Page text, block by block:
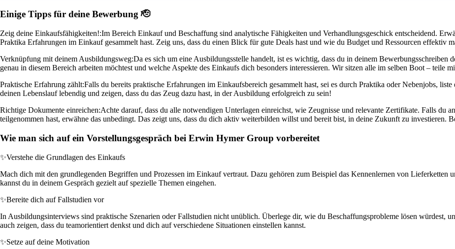
Einige Tipps für deine Bewerbung 🫡
Zeig deine Einkaufsfähigkeiten!:Im Bereich Einkauf und Beschaffung sind analytische Fähigkeiten und Verhandlungsgeschick entscheidend.
Praktika Erfahrungen im Einkauf gesammelt hast. Zeig uns, dass du einen Blick für gute Deals hast und wie du Budget und Ressourcen effektiv
Verknüpfung mit deinem Ausbildungsweg:Da es sich um eine Ausbildungsstelle handelt, ist es wichtig, dass du in deinem
genau in diesem Bereich arbeiten möchtest und welche Aspekte des Einkaufs dich besonders interessieren. Wir sitzen alle im selben Boot – teile
Praktische Erfahrung zählt:Falls du bereits praktische Erfahrungen im Einkaufsbereich gesammelt hast, sei es durch Praktika oder Nebenjobs,
deinen Lebenslauf lebendig und zeigen, dass du das Zeug dazu hast, in der Ausbildung erfolgreich zu sein!
Richtige Dokumente einreichen:Achte darauf, dass du alle notwendigen Unterlagen einreichst, wie Zeugnisse und relevante Zertifikate. Falls du
teilgenommen hast, erwähne das unbedingt. Das zeigt uns, dass du dich aktiv weiterbilden willst und bereit bist, in deine Zukunft zu investieren.
Wie man sich auf ein Vorstellungsgespräch bei Erwin Hymer Group vorbereitet
✨Verstehe die Grundlagen des Einkaufs
Mach dich mit den grundlegenden Begriffen und Prozessen im Einkauf vertraut. Dazu gehören zum Beispiel das Kennenlernen von Lieferketten
kannst du in deinem Gespräch gezielt auf spezielle Themen eingehen.
✨Bereite dich auf Fallstudien vor
In Ausbildungsinterviews sind praktische Szenarien oder Fallstudien nicht unüblich. Überlege dir, wie du Beschaffungsprobleme lösen würdest,
auch zeigen, dass du teamorientiert denkst und dich auf verschiedene Situationen einstellen kannst.
✨Setze auf deine Motivation